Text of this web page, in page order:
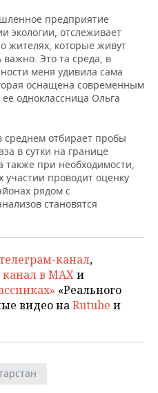
предприятие
экологии, отслеживает
о жителях, которые живут
Это та среда, в
меня удивила сама
оснащена современным
одноклассница Ольга
отбирает пробы
в сутки на границе
при необходимости,
проводит оценку
рядом с
становятся
телеграм-канал,
канал в MAXи
«Реального
видео наRutube и